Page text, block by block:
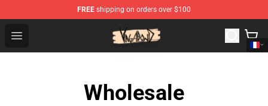
FREE shipping on orders over $100
Open menu
Vagabond Shop - Official Vagabond Merchandise Store
Wholesale